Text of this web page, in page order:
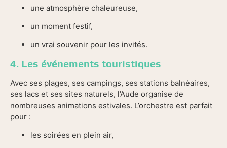
une atmosphère chaleureuse,
un moment festif,
un vrai souvenir pour les invités.
4. Les événements touristiques
Avec ses plages, ses campings, ses stations balnéaires,
ses lacs et ses sites naturels, l’Aude organise de
nombreuses animations estivales. L’orchestre est parfait
pour :
les soirées en plein air,